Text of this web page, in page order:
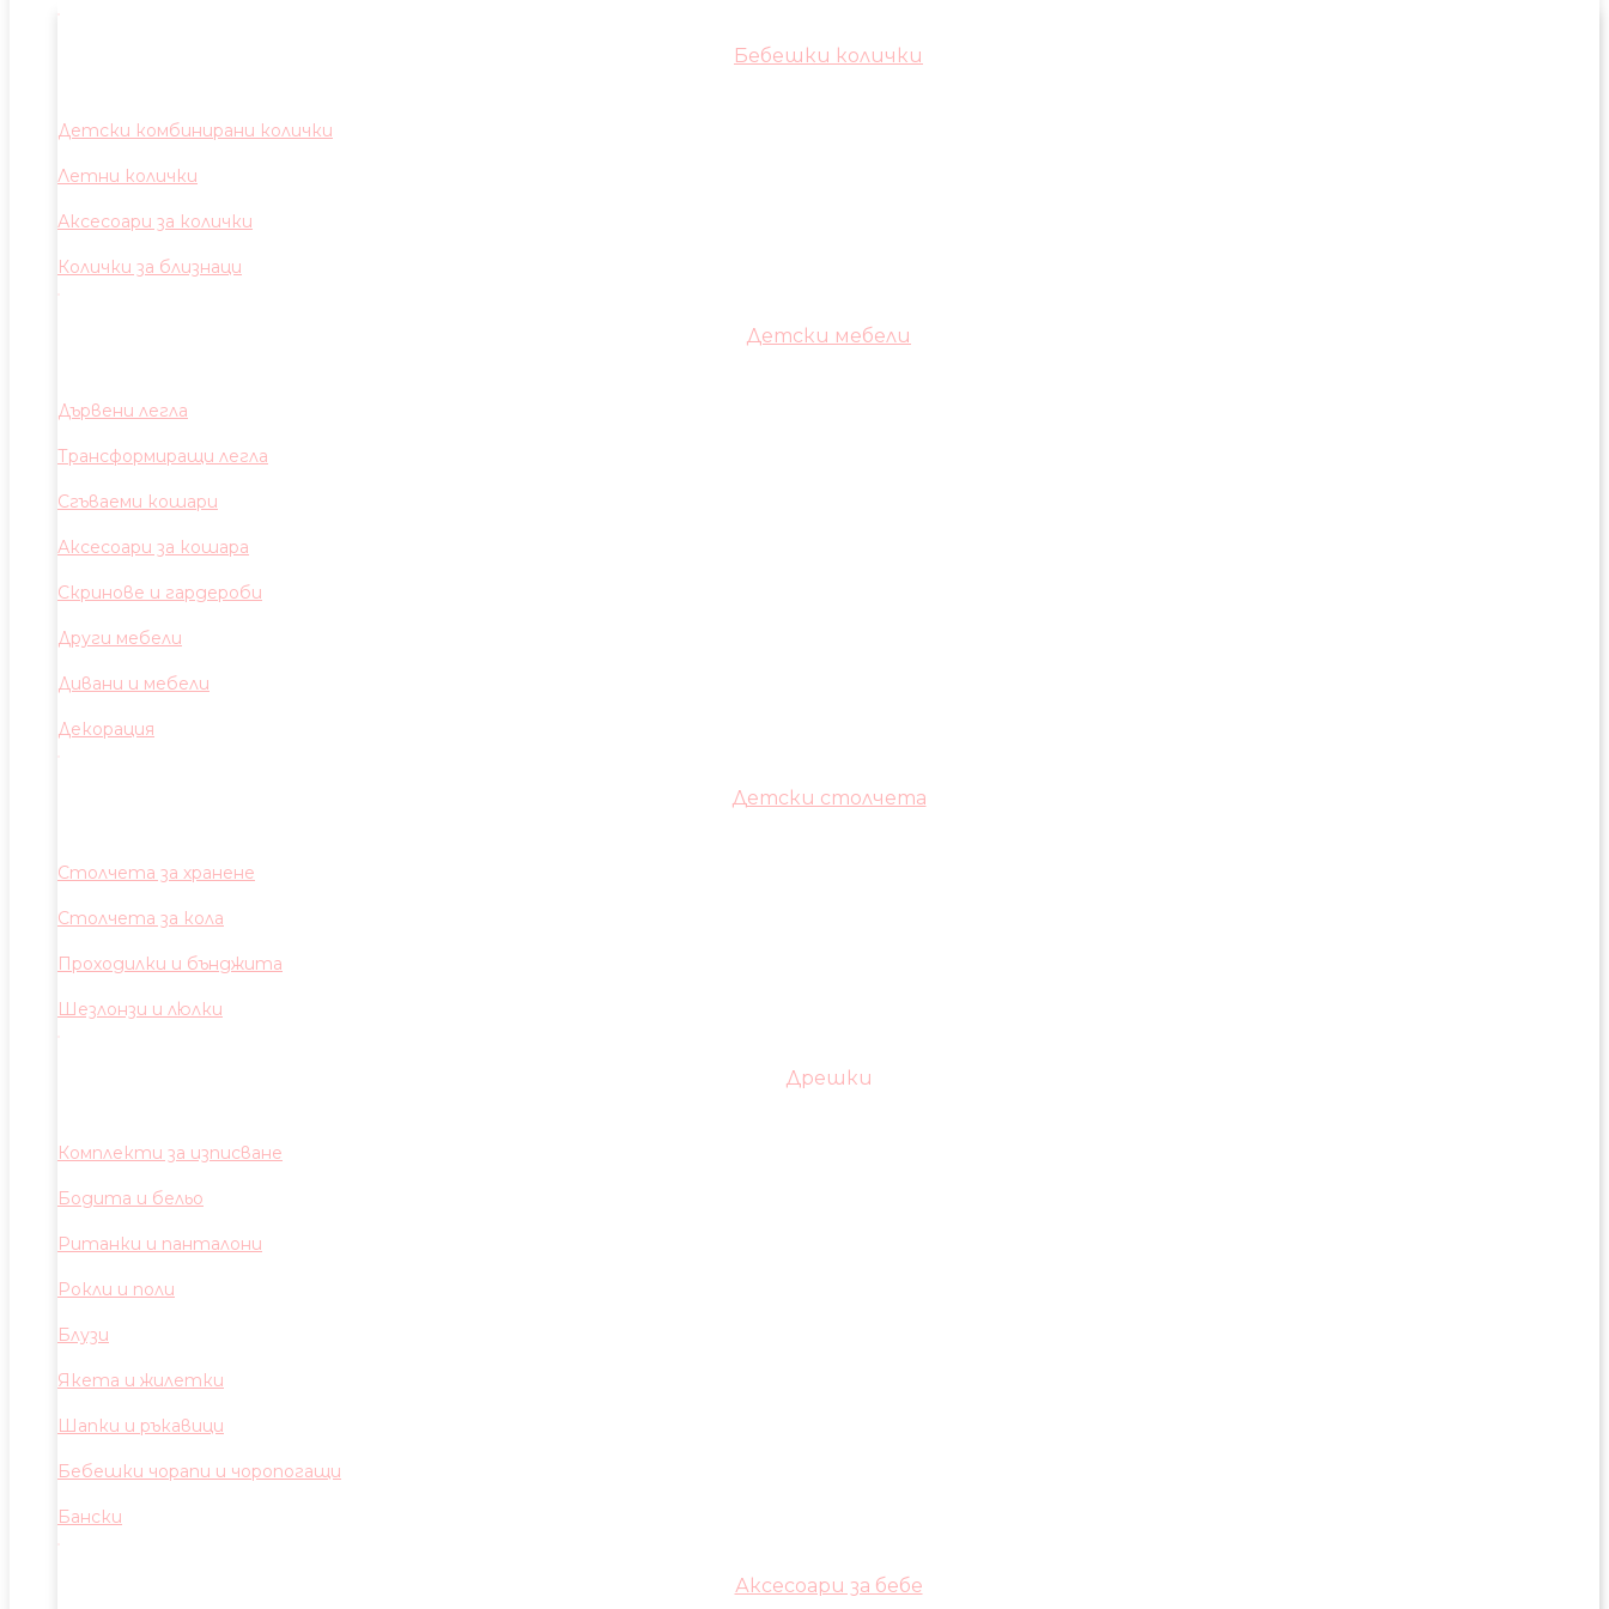
Бебешки колички
Детски комбинирани колички
Летни колички
Аксесоари за колички
Колички за близнаци
Детски мебели
Дървени легла
Трансформиращи легла
Сгъваеми кошари
Аксесоари за кошара
Скринове и гардероби
Други мебели
Дивани и мебели
Декорация
Детски столчета
Столчета за хранене
Столчета за кола
Проходилки и бънджита
Шезлонзи и люлки
Дрешки
Комплекти за изписване
Бодита и бельо
Ританки и панталони
Рокли и поли
Блузи
Якета и жилетки
Шапки и ръкавици
Бебешки чорапи и чоропогащи
Бански
Аксесоари за бебе